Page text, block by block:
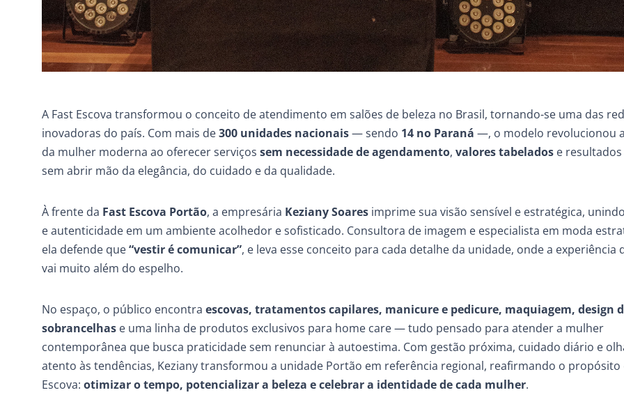
A Fast Escova transformou o conceito de atendimento em salões de beleza no Brasil, tornando-se uma das
inovadoras do país. Com mais de300 unidades nacionais— sendo 14 no Paraná —, o modelo revolucionou
da mulher moderna ao oferecer serviços sem necessidade de agendamento, valores tabelados e
sem abrir mão da elegância, do cuidado e da qualidade.
À frente da Fast Escova Portão, a empresária Keziany Soares imprime sua visão sensível e estratégica,
e autenticidade em um ambiente acolhedor e sofisticado. Consultora de imagem e especialista em moda
ela defende que“vestir é comunicar”, e leva esse conceito para cada detalhe da unidade, onde a experiência
vai muito além do espelho.
No espaço, o público encontra escovas, tratamentos capilares, manicure e pedicure, maquiagem, design
sobrancelhas e uma linha de produtos exclusivos para home care — tudo pensado para atender a mulher
contemporânea que busca praticidade sem renunciar à autoestima. Com gestão próxima, cuidado diário e
atento às tendências, Keziany transformou a unidade Portão em referência regional, reafirmando o propósito
Escova: otimizar o tempo, potencializar a beleza e celebrar a identidade de cada mulher.